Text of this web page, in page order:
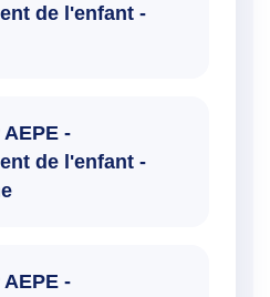
de l'enfant -
-
de l'enfant -
-